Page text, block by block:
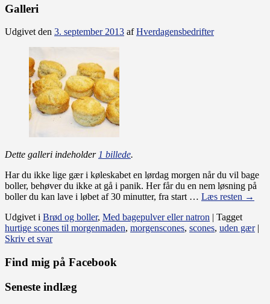
Galleri
Udgivet den 3. september 2013 afHverdagensbedrifter
Dette galleri indeholder 1 billede.
Har du ikke lige gær i køleskabet en lørdag morgen når du vil bage
boller, behøver du ikke at gå i panik. Her får du en nem løsning på
boller du kan lave i løbet af 30 minutter, fra start … Læs resten →
Udgivet i Brød og boller, Med bagepulver eller natron | Tagget
hurtige scones til morgenmaden, morgenscones, scones, uden gær |
Skriv et svar
Find mig på Facebook
Seneste indlæg